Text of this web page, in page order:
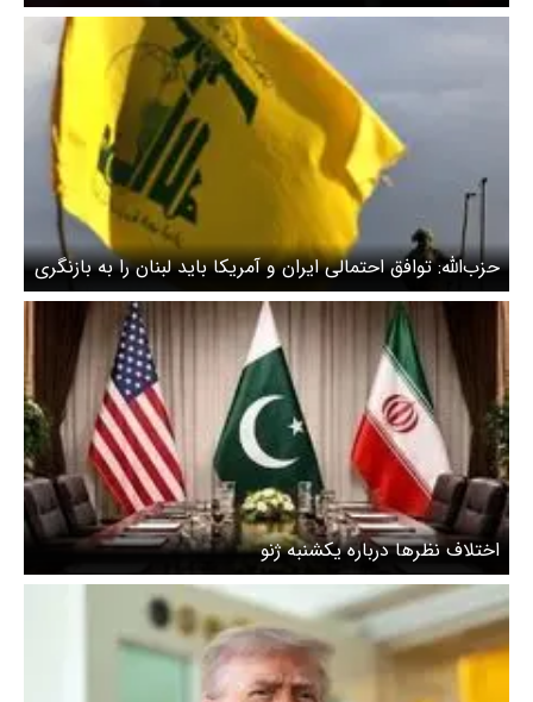
حزب‌الله: توافق احتمالی ایران و آمریکا باید لبنان را به بازنگری
در مسیر مذاکرات سوق دهد
اختلاف نظرها درباره یکشنبه ژنو